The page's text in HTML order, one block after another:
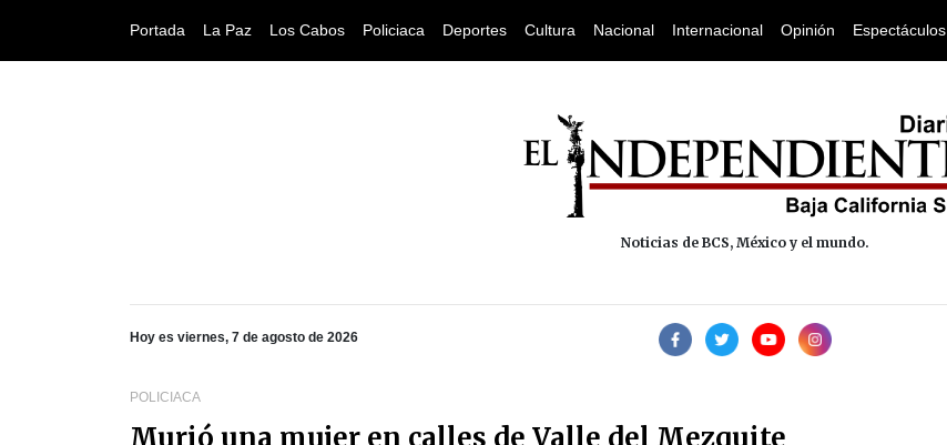
Portada La Paz Los Cabos Policiaca Deportes Cultura Nacional Internacional Opinión Espectáculos
Noticias de BCS, México y el mundo.
Hoy es viernes, 7 de agosto de 2026
POLICIACA
Murió una mujer en calles de Valle del Mezquite